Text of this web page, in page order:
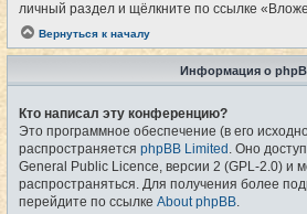
личный раздел и щёлкните по ссылке
Вернуться к началу
Информация о
Кто написал эту конференцию?
Это программное обеспечение (в его
распространяется phpBB Limited . Оно
General Public Licence, версии 2 (GPL-2.0) и
распространяться. Для получения более
перейдите по ссылке About phpBB